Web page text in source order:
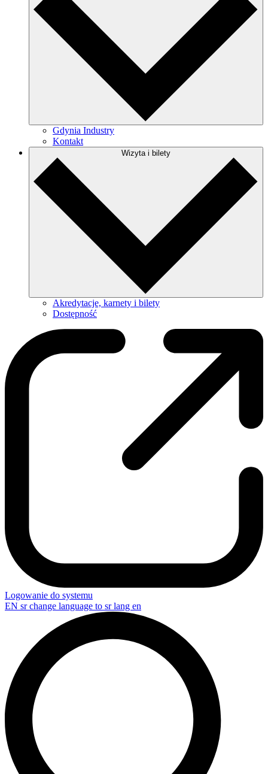
Gdynia Industry
Kontakt
Wizyta i bilety
Akredytacje, karnety i bilety
Dostępność
Logowanie do systemu
EN sr change language to sr lang en